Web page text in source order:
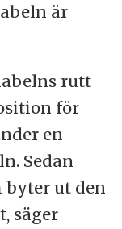
är
rutt
för
en
Sedan
byter ut den
säger